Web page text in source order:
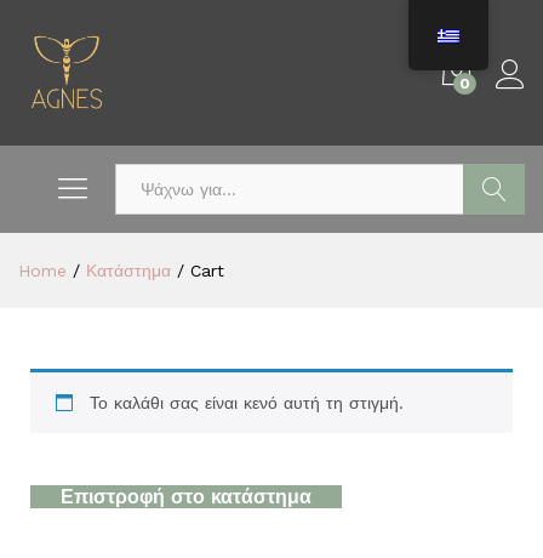
0
Home / Κατάστημα / Cart
Το καλάθι σας είναι κενό αυτή τη στιγμή.
Επιστροφή στο κατάστημα